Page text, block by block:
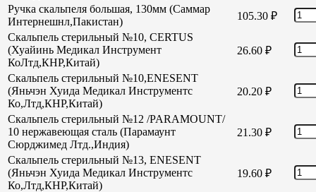
Ручка скальпеля большая, 130мм (Саммар
Интернешнл,Пакистан)
105.30 ₽
Скальпель стерильный №10, CERTUS
(Хуайинь Медикал Инструмент
КоЛтд,КНР,Китай)
26.60 ₽
Скальпель стерильный №10,ENESENT
(Яньчэн Хуида Медикал Инструментс
Ко,Лтд,КНР,Китай)
20.20 ₽
Скальпель стерильный №12 /PARAMOUNT/
10 нержавеющая сталь (Парамаунт
Сюрджимед Лтд.,Индия)
21.30 ₽
Скальпель стерильный №13, ENESENT
(Яньчэн Хуида Медикал Инструментс
Ко,Лтд,КНР,Китай)
19.60 ₽